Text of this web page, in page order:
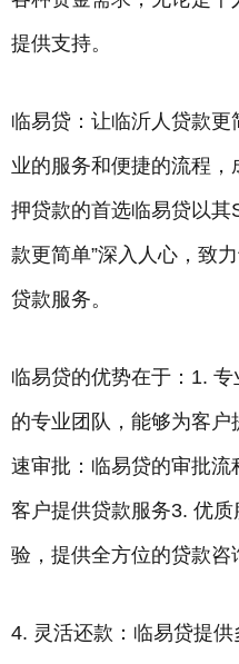
提供支持。
临易贷：让临沂人贷款
业的服务和便捷的流程
押贷款的首选临易贷以其
款更简单”深入人心，致
贷款服务。
临易贷的优势在于：1.
的专业团队，能够为客
速审批：临易贷的审批
客户提供贷款服务3. 优
验，提供全方位的贷款咨
4. 灵活还款：临易贷提